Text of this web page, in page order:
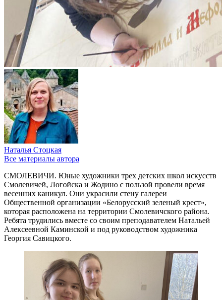
Наталья Стоцкая
Все материалы автора
СМОЛЕВИЧИ. Юные художники трех детских школ искусств
Смолевичей, Логойска и Жодино с пользой провели время
весенних каникул. Они украсили стену галереи
Общественной организации «Белорусский зеленый крест»,
которая расположена на территории Смолевичского района.
Ребята трудились вместе со своим преподавателем Натальей
Алексеевной Каминской и под руководством художника
Георгия Савицкого.